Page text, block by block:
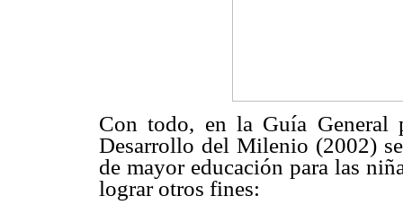
Con todo, en la Guía General
Desarrollo del Milenio (2002)
de mayor educación para las
lograr otros fines: